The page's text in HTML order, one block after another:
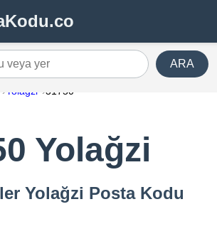
yer ARA
Yolağzi 31750
Yolağzi
Yolağzi Posta Kodu